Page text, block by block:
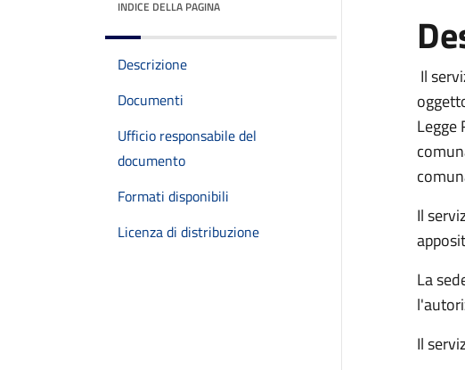
INDICE DELLA PAGINA
Descrizione
Documenti
Ufficio responsabile del
documento
Formati disponibili
Licenza di distribuzione
Il
Legge
Il
La
Il